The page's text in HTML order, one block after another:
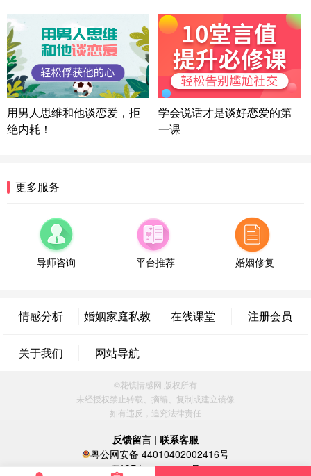
方案
湖北-武汉 135****7410
41分钟前
微信用户 困困魚? 通过此页面咨询，已获得专属情感
方案
陕西-西安 139****6283
3分钟前
微信用户 喜欢下雨天^ 通过此页面咨询，已获得专属
情感方案
浙江-宁波 150****8921
福建-厦门 159****4462
53分钟前
微信用户 凌乱小羊 通过此页面咨询，已获得专属情
山东-青岛 138****9975
7分钟前
辽宁-大连 176****2843
39分钟前
属情感方案
微信用户 墨笙 通过此页面咨询，已获得专属情感方
案
江苏-苏州 188****5187
方案
广东-佛山 139****6034
用男人思维和他谈恋爱，拒
绝内耗！
学会说话才是谈好恋爱的第
一课
更多服务
导师咨询 平台推荐 婚姻修复
情感分析 婚姻家庭私教 在线课堂 注册会员
关于我们 网站导航
©花镇情感网 版权所有
未经授权禁止转载、摘编、复制或建立镜像
如有违反，追究法律责任
反馈留言 | 联系客服
粤公网安备 44010402002416号
粤ICP备16060296号